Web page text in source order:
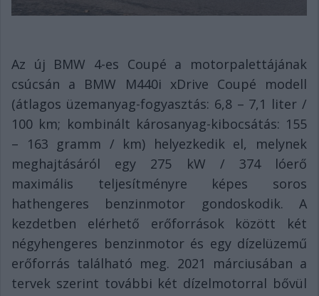
Az új BMW 4-es Coupé a motorpalettájának
csúcsán a BMW M440i xDrive Coupé modell
(átlagos üzemanyag-fogyasztás: 6,8 – 7,1 liter /
100 km; kombinált károsanyag-kibocsátás: 155
– 163 gramm / km) helyezkedik el, melynek
meghajtásáról egy 275 kW / 374 lóerő
maximális teljesítményre képes soros
hathengeres benzinmotor gondoskodik. A
kezdetben elérhető erőforrások között két
négyhengeres benzinmotor és egy dízelüzemű
erőforrás található meg. 2021 márciusában a
tervek szerint további két dízelmotorral bővül